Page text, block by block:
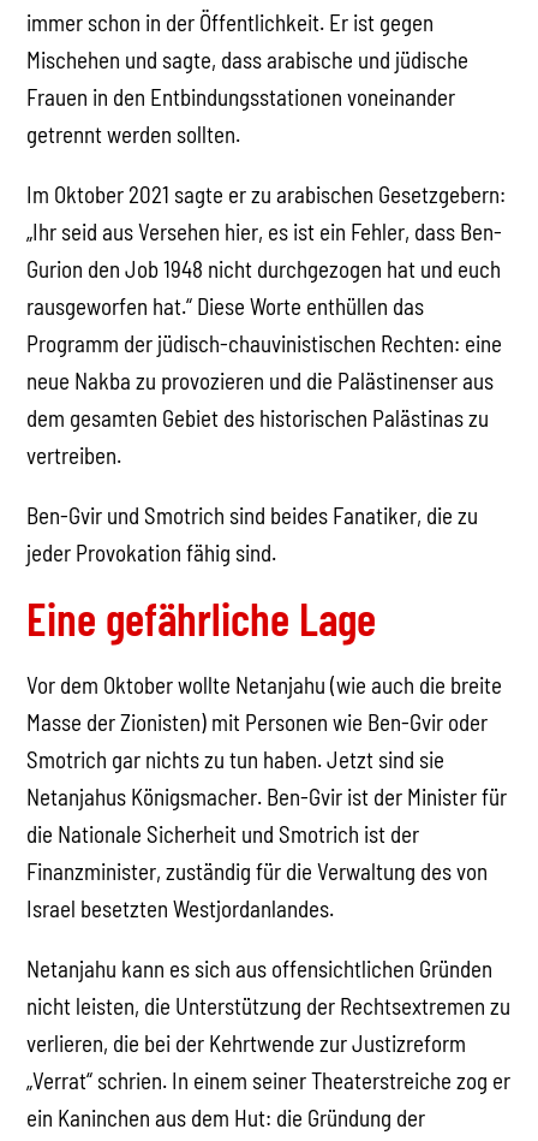
immer schon in der Öffentlichkeit. Er ist gegen
Mischehen und sagte, dass arabische und jüdische
Frauen in den Entbindungsstationen voneinander
getrennt werden sollten.
Im Oktober 2021 sagte er zu arabischen Gesetzgebern:
„Ihr seid aus Versehen hier, es ist ein Fehler, dass Ben-
Gurion den Job 1948 nicht durchgezogen hat und euch
rausgeworfen hat.“ Diese Worte enthüllen das
Programm der jüdisch-chauvinistischen Rechten: eine
neue Nakba zu provozieren und die Palästinenser aus
dem gesamten Gebiet des historischen Palästinas zu
vertreiben.
Ben-Gvir und Smotrich sind beides Fanatiker, die zu
jeder Provokation fähig sind.
Eine gefährliche Lage
Vor dem Oktober wollte Netanjahu (wie auch die breite
Masse der Zionisten) mit Personen wie Ben-Gvir oder
Smotrich gar nichts zu tun haben. Jetzt sind sie
Netanjahus Königsmacher. Ben-Gvir ist der Minister für
die Nationale Sicherheit und Smotrich ist der
Finanzminister, zuständig für die Verwaltung des von
Israel besetzten Westjordanlandes.
Netanjahu kann es sich aus offensichtlichen Gründen
nicht leisten, die Unterstützung der Rechtsextremen zu
verlieren, die bei der Kehrtwende zur Justizreform
„Verrat“ schrien. In einem seiner Theaterstreiche zog er
ein Kaninchen aus dem Hut: die Gründung der